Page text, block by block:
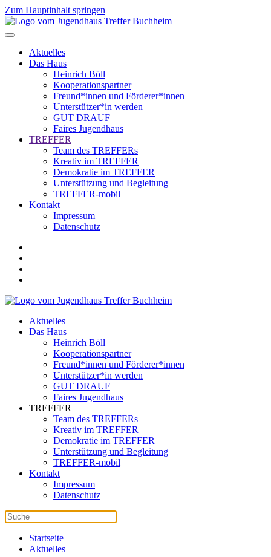
Zum Hauptinhalt springen
Aktuelles
Das Haus
Heinrich Böll
Kooperationspartner
Freund*innen und Förderer*innen
Unterstützer*in werden
GUT DRAUF
Faires Jugendhaus
TREFFER
Team des TREFFERs
Kreativ im TREFFER
Demokratie im TREFFER
Unterstützung und Begleitung
TREFFER-mobil
Kontakt
Impressum
Datenschutz
Aktuelles
Das Haus
Heinrich Böll
Kooperationspartner
Freund*innen und Förderer*innen
Unterstützer*in werden
GUT DRAUF
Faires Jugendhaus
TREFFER
Team des TREFFERs
Kreativ im TREFFER
Demokratie im TREFFER
Unterstützung und Begleitung
TREFFER-mobil
Kontakt
Impressum
Datenschutz
Startseite
Aktuelles